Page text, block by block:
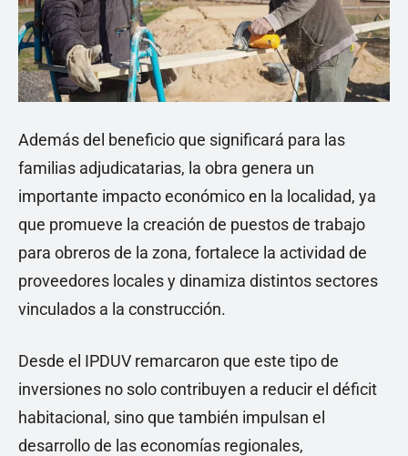
Además del beneficio que significará para las
familias adjudicatarias, la obra genera un
importante impacto económico en la localidad, ya
que promueve la creación de puestos de trabajo
para obreros de la zona, fortalece la actividad de
proveedores locales y dinamiza distintos sectores
vinculados a la construcción.
Desde el IPDUV remarcaron que este tipo de
inversiones no solo contribuyen a reducir el déficit
habitacional, sino que también impulsan el
desarrollo de las economías regionales,